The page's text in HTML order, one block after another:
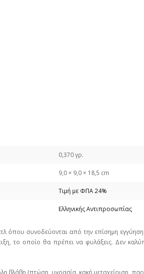
0,370 γρ.
9,0 × 9,0 × 18,5 cm
Τιμή με ΦΠΑ 24%
Ελληνικής Αντιπροσωπίας
όπου συνοδεύονται από την επίσημη
το οποίο θα πρέπει να φυλάξεις. Δεν
βλάβη (πτώση, υγρασία, κακή μεταχείριση,